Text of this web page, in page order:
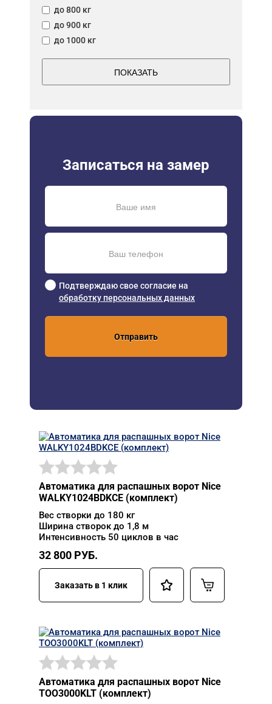
до 800 кг
до 900 кг
до 1000 кг
ПОКАЗАТЬ
Записаться на замер
Подтверждаю свое согласие на
обработку персональных данных
Отправить
Автоматика для распашных ворот Nice
WALKY1024BDKCE (комплект)
Вес створки до 180 кг
Ширина створок до 1,8 м
Интенсивность 50 циклов в час
32 800 РУБ.
Заказать в 1 клик
Автоматика для распашных ворот Nice
TOO3000KLT (комплект)